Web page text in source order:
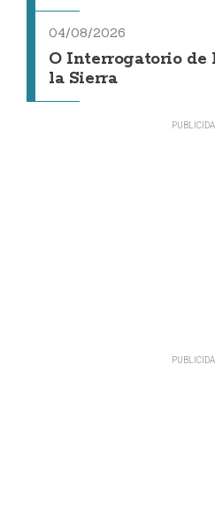
04/08/2026
O Interrogatorio de
la Sierra